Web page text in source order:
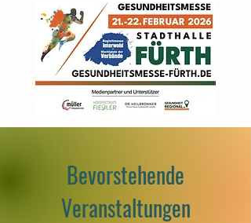
Bevorstehende
Veranstaltungen